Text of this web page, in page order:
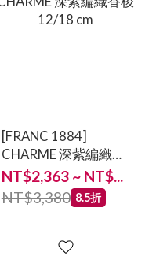
[FRANC 1884]
CHARME 深紫編織香
梭 12/18 cm
NT$2,363 ~ NT$...
NT$3,380 8.5折